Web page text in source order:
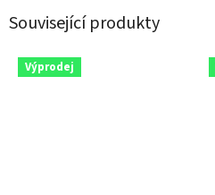
Související produkty
Výprodej